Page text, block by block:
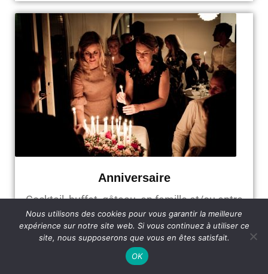
Anniversaire
Cocktail, buffet, gâteau, en famille et/ou entre
amis
Nous utilisons des cookies pour vous garantir la meilleure
expérience sur notre site web. Si vous continuez à utiliser ce
site, nous supposerons que vous en êtes satisfait.
OK